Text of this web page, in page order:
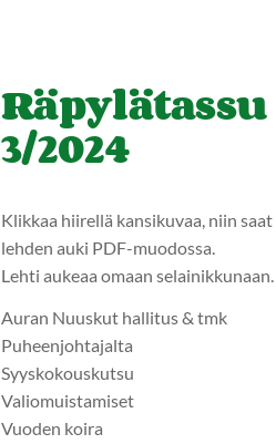
Räpylätassu
3/2024
Klikkaa hiirellä kansikuvaa, niin saat
lehden auki PDF-muodossa.
Lehti aukeaa omaan selainikkunaan.
Auran Nuuskut hallitus & tmk
Puheenjohtajalta
Syyskokouskutsu
Valiomuistamiset
Vuoden koira